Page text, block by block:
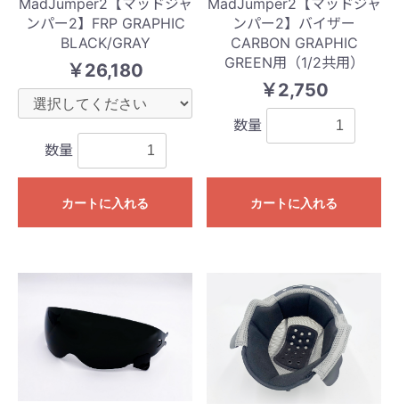
ンパー2】FRP GRAPHIC
BLACK/GRAY
￥26,180
数量
カートに入れる
ンパー2】バイザー
CARBON GRAPHIC
GREEN用（1/2共用）
￥2,750
数量
カートに入れる